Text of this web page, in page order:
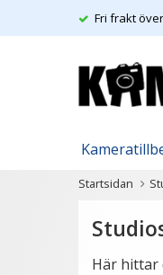
Fri frakt
Artiklar
Startsidan
Här hittar